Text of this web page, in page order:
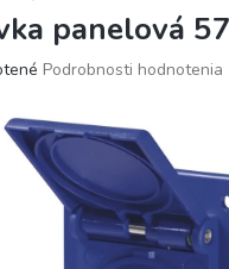
panelová
Podrobnosti hodnotenia